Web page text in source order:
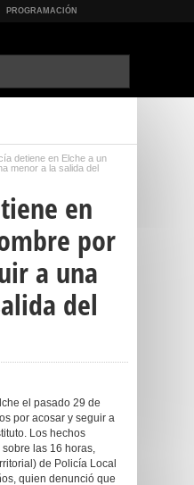
PROGRAMACIÓN
detiene en Elche a un
menor a la salida del
en
por
a una
del
el pasado 29 de
por acosar y seguir a
Los hechos
las 16 horas,
de Policía Local
quien denunció que